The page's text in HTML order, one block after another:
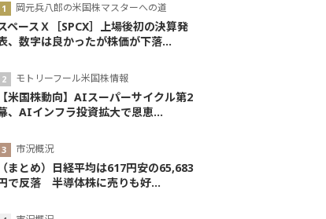
岡元兵八郎の米国株マスターへの道
ペースＸ［SPCX］上場後初の決算発
、数字は良かったが株価が下落...
モトリーフール米国株情報
【米国株動向】AIスーパーサイクル第2
、AIインフラ投資拡大で恩恵...
市況概況
（まとめ）日経平均は617円安の65,683
で反落 半導体株に売りも好...